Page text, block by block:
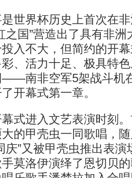
界杯历史上首次在非
之国”营造出了具有非
入不大，但简约的开
、活力十足、极具特
——南非空军5架战斗机
开幕式第一章。
进入文艺表演时刻。
的甲壳虫一同歌唱，
庆”又被甲壳虫推出表
莫洛伊演绎了恩切贝